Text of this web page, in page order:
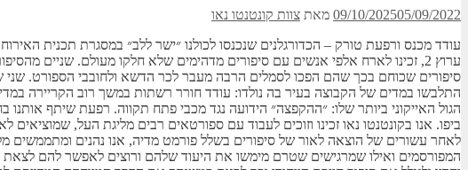
09/10/202505/09/2022 מאת צוות קונטנטו נאו
עודד מכנס ורפעת טורק – הכדורגלנים שנכנסו לכולנו ״ישר ללב״ במסגרת תכנית
ערוץ 2, זכינו לארח אלפי אנשים עם סיפורים מדהימים שלא חלקו מעולם. שניים
סיפורים שכוחם בכך שהם הפכו לסמלים הרבה מעבר לכר הדשא ולחובבי הספורט.
התלבשו במדים של הקבוצה בעיר בה נולדו: עודד חורר רשתות במשך רוב הקריירה
הגול האייקוני ביותר שלו: ״ההקפצה״ הידועה נגד מכבי פתח תקווה. רפעת שיתף אותנו
ביפו. אנו בקונטנטו נאו זכינו וזוכים לעבוד עם ספורטאים רבים מליגת העל,
לאחר עשורים של הוצאה לאור של סיפורים בשלל פורמט מדיה, אנו נהנים ומתממשים
המפורסמים ואילו שמרגישים שטרם מימשו את היעוד שלהם ורוצים לאפשר להם לצאת